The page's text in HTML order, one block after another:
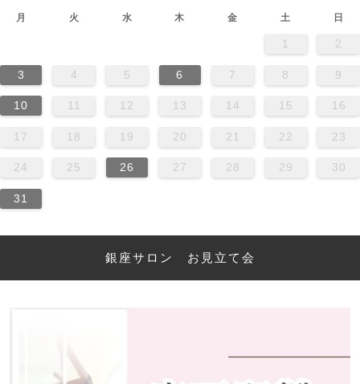
月 火 水 木 金 土 日
1 2
3 4 5 6 7 8 9
10 11 12 13 14 15 16
17 18 19 20 21 22 23
24 25 26 27 28 29 30
31
銀座サロン お見立て会